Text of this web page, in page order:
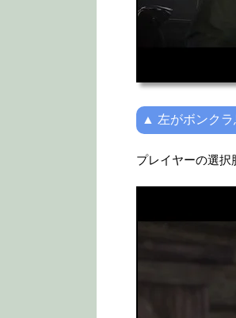
▲ 左がボンクラ
プレイヤーの選択